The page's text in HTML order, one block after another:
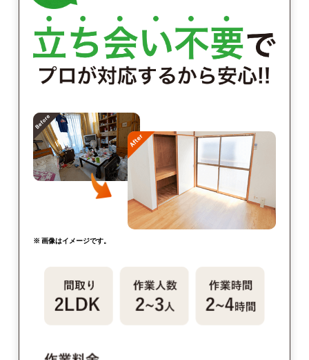
※ 画像はイメージです。